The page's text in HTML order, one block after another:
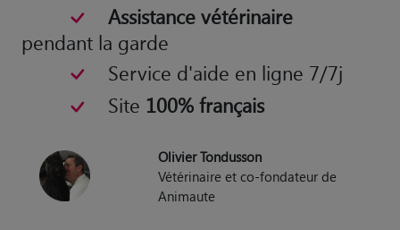
Assistance vétérinaire
pendant la garde
Service d'aide en ligne 7/7j
Site 100% français
Olivier Tondusson
Vétérinaire et co-fondateur de
Animaute